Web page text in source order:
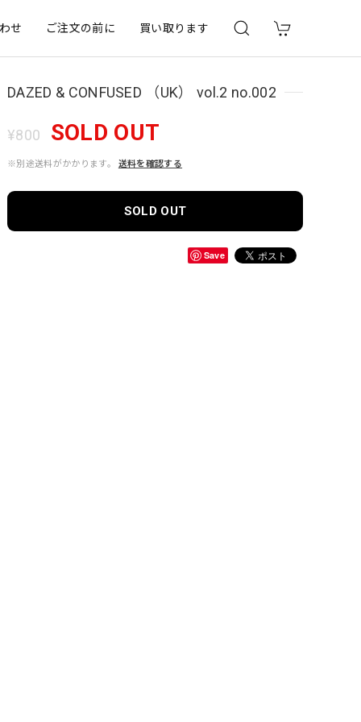
せ ご注文の前に 買い取ります
DAZED & CONFUSED （UK） vol.2 no.002
¥800 SOLD OUT
※別途送料がかかります。 送料を確認する
SOLD OUT
Save